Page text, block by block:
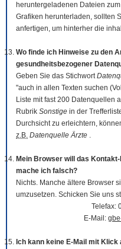
heruntergeladenen Dateien
Grafiken herunterladen, sollten
anfertigen, um hinterher die
Wo finde ich Hinweise zu den
gesundheitsbezogener
Geben Sie das Stichwort
"auch in allen Texten suchen
Liste mit fast 200 Datenquellen
Rubrik Sonstige in der
Durchsicht zu erleichtern,
z.B. Datenquelle Ärzte .
Mein Browser will das
mache ich falsch?
Nichts. Manche ältere Browser
umzusetzen. Schicken Sie uns
Telefax:
E-Mail:
Ich kann keine E-Mail mit